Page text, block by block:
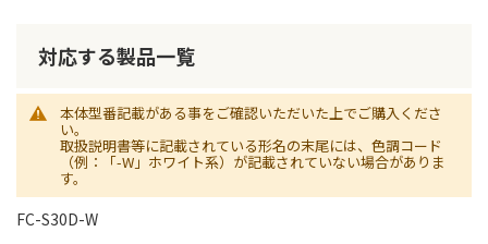
対応する製品一覧
本体型番記載がある事をご確認いただいた上でご購入くださ
い。
取扱説明書等に記載されている形名の末尾には、色調コード
（例：「-W」ホワイト系）が記載されていない場合がありま
す。
FC-S30D-W